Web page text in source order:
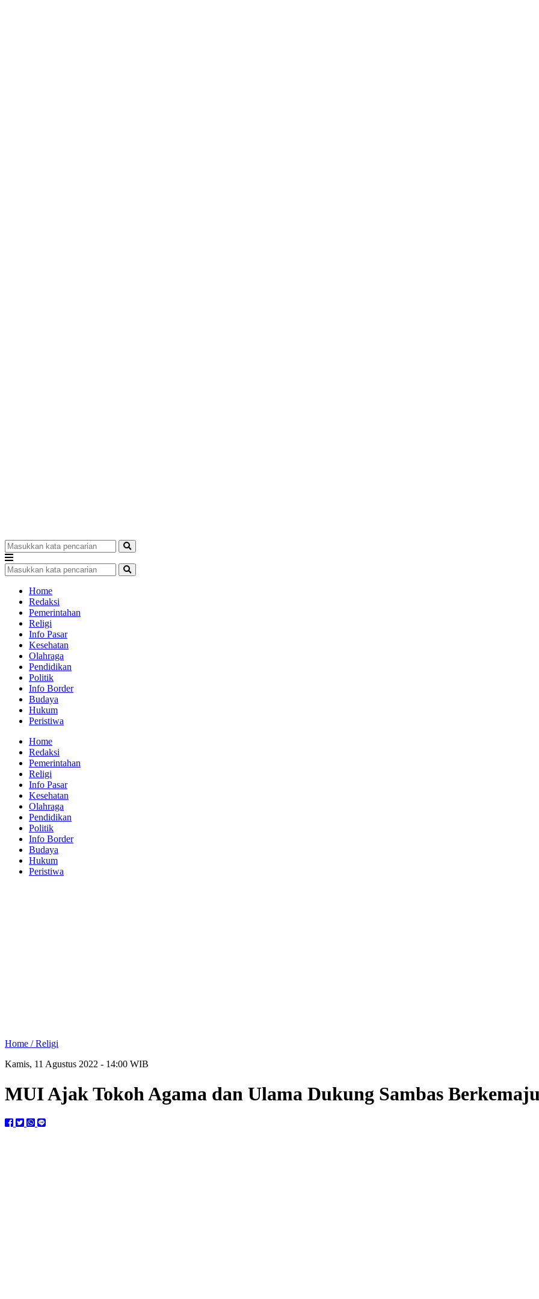
Home
Redaksi
Pemerintahan
Religi
Info Pasar
Kesehatan
Olahraga
Pendidikan
Politik
Info Border
Budaya
Hukum
Peristiwa
Home
Redaksi
Pemerintahan
Religi
Info Pasar
Kesehatan
Olahraga
Pendidikan
Politik
Info Border
Budaya
Hukum
Peristiwa
Home /Religi
Kamis, 11 Agustus 2022 - 14:00 WIB
MUI Ajak Tokoh Agama dan Ulama Dukung Sambas